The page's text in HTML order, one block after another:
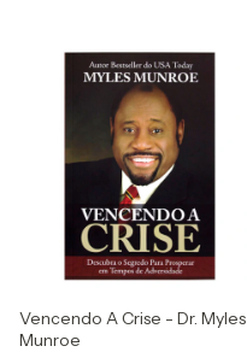
Vencendo A Crise - Dr. Myles
Munroe